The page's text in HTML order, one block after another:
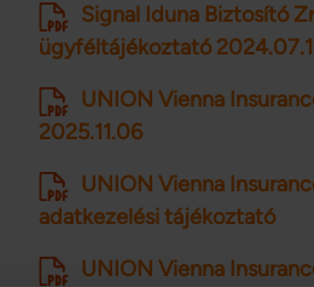
Signal Iduna Biztosító
ügyféltájékoztató
UNION Vienna
2025.11.06
UNION Vienna
adatkezelési tájékoztató
UNION Vienna